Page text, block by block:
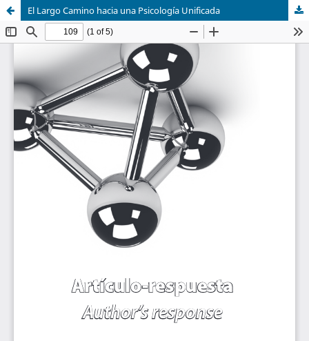
El Largo Camino hacia una Psicología Unificada